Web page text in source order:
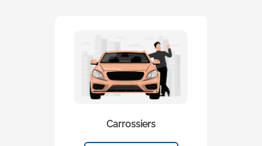
Carrossiers